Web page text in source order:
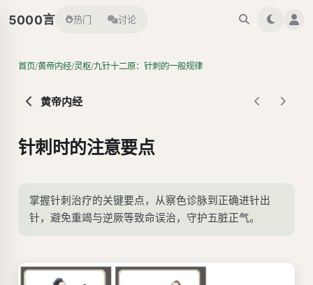
5000言 热门 讨论
首页/黄帝内经/灵枢/九针十二原：针刺的一般规律
黄帝内经
针刺时的注意要点
掌握针刺治疗的关键要点，从察色诊脉到正确进针出
针，避免重竭与逆厥等致命误治，守护五脏正气。